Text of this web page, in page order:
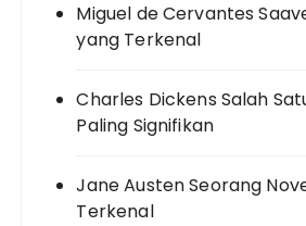
Miguel de Cervantes
yang Terkenal
Charles Dickens Salah
Paling Signifikan
Jane Austen Seorang
Terkenal